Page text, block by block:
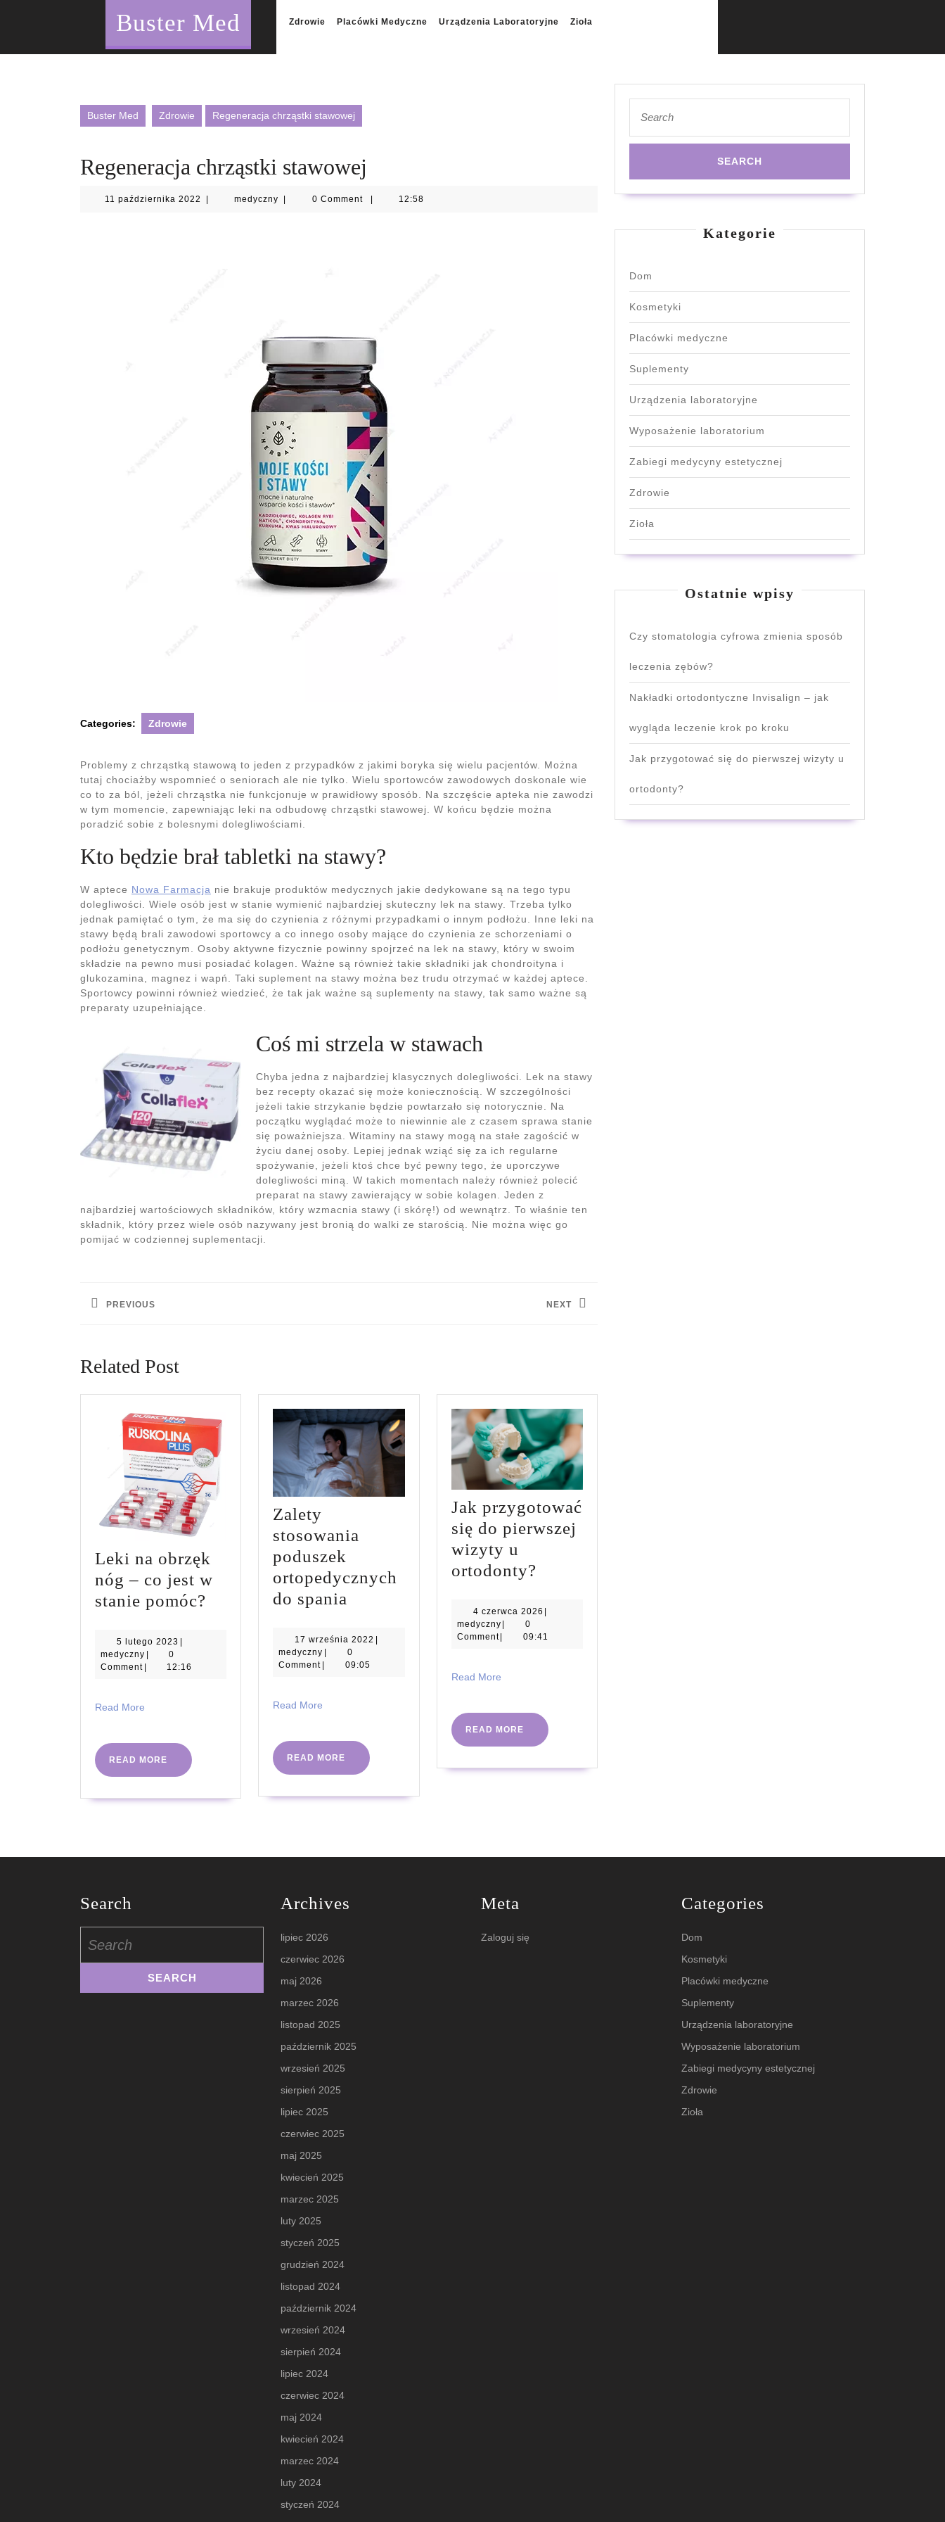
Buster Med Zdrowie Placówki Medyczne Urządzenia Laboratoryjne Zioła
Buster Med Zdrowie Regeneracja chrząstki stawowej
Regeneracja chrząstki stawowej
11 października 2022 11
medyczny medyczny0 Comment 12:58
Categories: Zdrowie
Problemy z chrząstką stawową to jeden z przypadków z jakimi boryka się wielu pacjentów. Można
tutaj chociażby wspomnieć o seniorach ale nie tylko. Wielu sportowców zawodowych doskonale wie
co to za ból, jeżeli chrząstka nie funkcjonuje w prawidłowy sposób. Na szczęście apteka nie zawodzi
w tym momencie, zapewniając leki na odbudowę chrząstki stawowej. W końcu będzie można
poradzić sobie z bolesnymi dolegliwościami.
Kto będzie brał tabletki na stawy?
W aptece Nowa Farmacja nie brakuje produktów medycznych jakie dedykowane są na tego typu
dolegliwości. Wiele osób jest w stanie wymienić najbardziej skuteczny lek na stawy. Trzeba tylko
jednak pamiętać o tym, że ma się do czynienia z różnymi przypadkami o innym podłożu. Inne leki na
stawy będą brali zawodowi sportowcy a co innego osoby mające do czynienia ze schorzeniami o
podłożu genetycznym. Osoby aktywne fizycznie powinny spojrzeć na lek na stawy, który w swoim
składzie na pewno musi posiadać kolagen. Ważne są również takie składniki jak chondroityna i
glukozamina, magnez i wapń. Taki suplement na stawy można bez trudu otrzymać w każdej aptece.
Sportowcy powinni również wiedzieć, że tak jak ważne są suplementy na stawy, tak samo ważne są
preparaty uzupełniające.
Coś mi strzela w stawach
Chyba jedna z najbardziej klasycznych dolegliwości. Lek na stawy
bez recepty okazać się może koniecznością. W szczególności
jeżeli takie strzykanie będzie powtarzało się notorycznie. Na
początku wyglądać może to niewinnie ale z czasem sprawa stanie
się poważniejsza. Witaminy na stawy mogą na stałe zagościć w
życiu danej osoby. Lepiej jednak wziąć się za ich regularne
spożywanie, jeżeli ktoś chce być pewny tego, że uporczywe
dolegliwości miną. W takich momentach należy również polecić
preparat na stawy zawierający w sobie kolagen. Jeden z
najbardziej wartościowych składników, który wzmacnia stawy (i skórę!) od wewnątrz. To właśnie ten
składnik, który przez wiele osób nazywany jest bronią do walki ze starością. Nie można więc go
pomijać w codziennej suplementacji.
wpisu
PREVIOUS NEXT
Related Post
Leki na obrzęk
nóg – co jest w
stanie pomóc?
5 lutego 2023 5
2023
|
medyczny medyczny
|
0
Comment | 12:16
Read More
READ MORE
READ
MORE
Zalety
stosowania
poduszek
ortopedycznych
do spania
poduszek
ortopedycznych
17 września 2022 17
medyczny medyczny
0
Comment
09:05
Read More
READ MORE
READ
MORE
Jak przygotować
się do pierwszej
wizyty u
ortodonty?
się
do
ortodonty?
4 czerwca 2026 4
2026
|
medycznymedyczny
|
0
Comment| 09:41
Read MoreRead
READ MORE
READ
MORE
for:
Kategorie
Dom
Kosmetyki
Placówki medyczne
Suplementy
Urządzenia laboratoryjne
Wyposażenie laboratorium
Zabiegi medycyny estetycznej
Zdrowie
Zioła
Ostatnie wpisy
Czy stomatologia cyfrowa zmienia sposób
leczenia zębów?
Nakładki ortodontyczne Invisalign – jak
wygląda leczenie krok po kroku
Jak przygotować się do pierwszej wizyty u
ortodonty?
Search
for:
Archives
lipiec 2026
czerwiec 2026
maj 2026
marzec 2026
listopad 2025
październik 2025
wrzesień 2025
sierpień 2025
lipiec 2025
czerwiec 2025
maj 2025
kwiecień 2025
marzec 2025
luty 2025
styczeń 2025
grudzień 2024
listopad 2024
październik 2024
wrzesień 2024
sierpień 2024
lipiec 2024
czerwiec 2024
maj 2024
kwiecień 2024
marzec 2024
luty 2024
styczeń 2024
Meta
Zaloguj się
Categories
Dom
Kosmetyki
Placówki medyczne
Suplementy
Urządzenia laboratoryjne
Wyposażenie laboratorium
Zabiegi medycyny estetycznej
Zdrowie
Zioła